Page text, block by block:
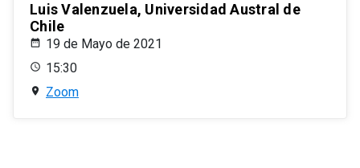
Luis Valenzuela, Universidad Austral de
Chile
19 de Mayo de 2021
15:30
Zoom